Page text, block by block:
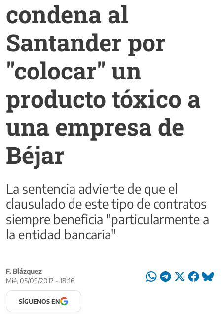
condena al
Santander por
"colocar" un
producto tóxico a
una empresa de
Béjar
La sentencia advierte de que el
clausulado de este tipo de contratos
siempre beneficia "particularmente a
la entidad bancaria"
F. Blázquez
Mié, 05/09/2012 - 18:16
SÍGUENOS EN